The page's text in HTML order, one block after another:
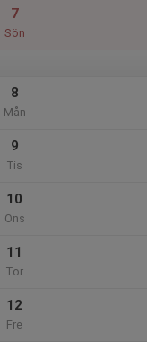
7
Sön
8
Mån
9
Tis
10
Ons
11
Tor
12
Fre